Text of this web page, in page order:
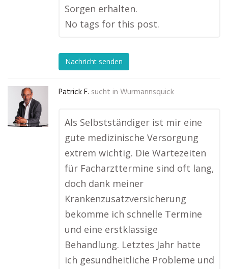
Sorgen erhalten.
No tags for this post.
Nachricht senden
Patrick F. sucht in Wurmannsquick
Als Selbstständiger ist mir eine
gute medizinische Versorgung
extrem wichtig. Die Wartezeiten
für Facharzttermine sind oft lang,
doch dank meiner
Krankenzusatzversicherung
bekomme ich schnelle Termine
und eine erstklassige
Behandlung. Letztes Jahr hatte
ich gesundheitliche Probleme und